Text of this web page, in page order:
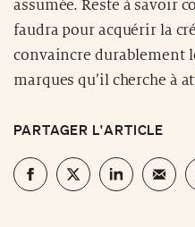
assumée. Reste à savoir
faudra pour acquérir la
convaincre durablement
marques qu’il cherche à
PARTAGER L'ARTICLE